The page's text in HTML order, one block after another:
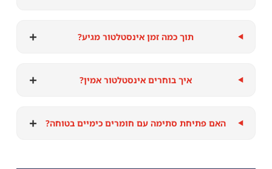
תוך כמה זמן אינסטלטור מגיע? +
איך בוחרים אינסטלטור אמין? +
האם פתיחת סתימה עם חומרים כימיים בטוחה? +